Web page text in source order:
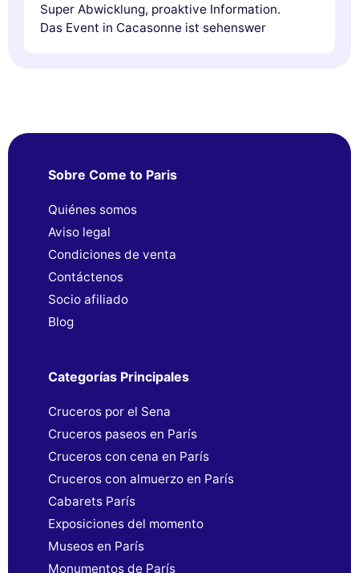
Super Abwicklung, proaktive Information.
Das Event in Cacasonne ist sehenswer
Sobre Come to Paris
Quiénes somos
Aviso legal
Condiciones de venta
Contáctenos
Socio afiliado
Blog
Categorías Principales
Cruceros por el Sena
Cruceros paseos en París
Cruceros con cena en París
Cruceros con almuerzo en París
Cabarets París
Exposiciones del momento
Museos en París
Monumentos de París